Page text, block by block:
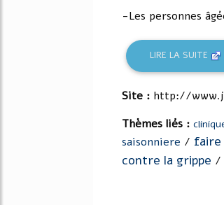
-Les personnes
LIRE LA SUITE
Site : http://
Thèmes liés :
saisonniere / faire
contre la grippe /